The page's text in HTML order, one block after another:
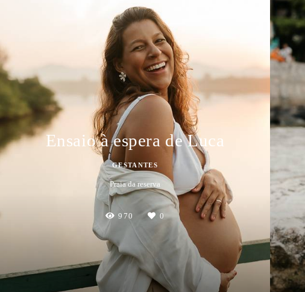
Ensaio à espera de Luca
GESTANTES
Praia da reserva
970 0